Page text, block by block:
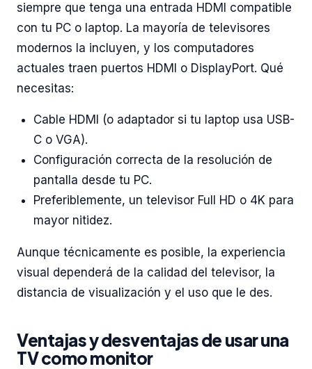
siempre que tenga una entrada HDMI compatible
con tu PC o laptop. La mayoría de televisores
modernos la incluyen, y los computadores
actuales traen puertos HDMI o DisplayPort. Qué
necesitas:
Cable HDMI (o adaptador si tu laptop usa USB-
C o VGA).
Configuración correcta de la resolución de
pantalla desde tu PC.
Preferiblemente, un televisor Full HD o 4K para
mayor nitidez.
Aunque técnicamente es posible, la experiencia
visual dependerá de la calidad del televisor, la
distancia de visualización y el uso que le des.
Ventajas y desventajas de usar una
TV como monitor